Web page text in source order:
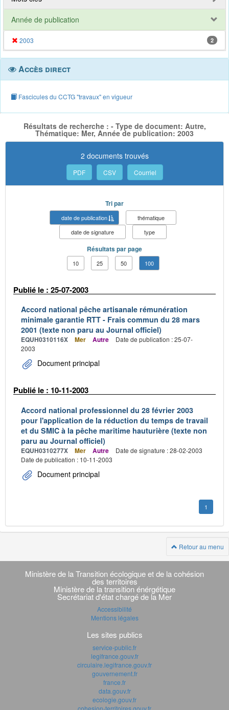
Année de publication
2003 2
Accès direct
Fascicules du CCTG "travaux" en vigueur
Résultats de recherche : - Type de document: Autre,
Thématique: Mer, Année de publication: 2003
2 documents trouvés
PDF CSV Courriel
Tri par
date de publication
thématique
date de signature
type
Résultats par page
10 25 50 100
Publié le : 25-07-2003
Accord national pêche artisanale rémunération
minimale garantie RTT - Frais commun du 28 mars
2001 (texte non paru au Journal officiel)
EQUH0310116X Mer Autre
Date de publication : 25-07-
2003
Document principal
Publié le : 10-11-2003
Accord national professionnel du 28 février 2003
pour l'application de la réduction du temps de travail
et du SMIC à la pêche maritime hauturière (texte non
paru au Journal officiel)
EQUH0310277X Mer Autre
Date de signature : 28-02-2003
Date de publication : 10-11-2003
Document principal
1
Retour au menu
Navigation
transverse
Ministère de la Transition écologique et de la cohésion
des territoires
Ministère de la transition énérgétique
Secrétariat d'état chargé de la Mer
Accessibilité
Mentions légales
Les sites publics
service-public.fr
legifrance.gouv.fr
circulaire.legifrance.gouv.fr
gouvernement.fr
france.fr
data.gouv.fr
ecologie.gouv.fr
cohesion-territoires.gouv.fr